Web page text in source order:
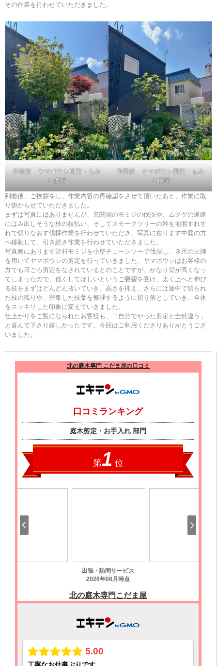
その作業を行わせていただきました。
作業前 ヤマボウシ剪定・もみ
じ伐採
作業後 ヤマボウシ剪定・もみ
じ伐採
到着後、ご挨拶をし、作業内容の再確認をさせて頂いたあと、作業に取
り掛からせていただきました。
まずは写真にはありませんが、玄関側のモミジの伐採や、ムクゲの道路
にはみ出しそうな枝の枝払い、そしてスモークツリーの幹を地面すれす
れで切りなおす伐採作業を行わせていただき、写真に在ります中庭の方
へ移動して、引き続き作業を行わせていただきました。
写真奥にあります野村モミジを小型チェーンソーで伐採し、８尺の三脚
を用いてヤマボウシの剪定を行っていきました。ヤマボウシはお客様の
方でも日ごろ剪定をなされているとのことですが、かなり背が高くなっ
てしまったので、低くしてほしいというご要望を受け、太く上へと伸び
る枝をまずはどんどん抜いていき、高さを抑え、さらには途中で切られ
た枝の残りや、密集した枝葉を整理するように切り落としていき、全体
をスッキリした印象に変えていきました。
仕上がりをご覧になられたお客様も、「自分でやった剪定と全然違う」
と喜んで下さり嬉しかったです。今回はご利用くださりありがとうござ
いました。
北の庭木専門 こだま屋の口コミ